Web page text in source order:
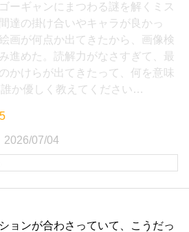
ーギャンにまつわる謎を解くミス
達の掛け合いやキャラが良かっ
画が何点か出てきたから、画像検
進めた。読解力がなさすぎて、最
かけらが出てきたって、何を意味
か優しく教えてください…
2026/07/04
ョンが合わさっていて、こうだっ